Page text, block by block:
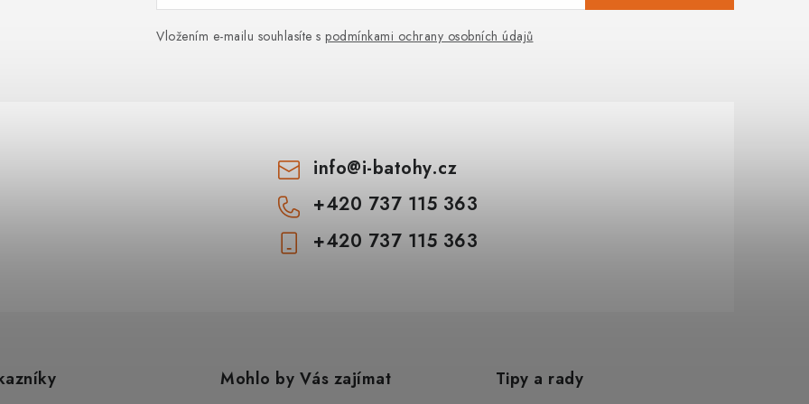
Vložením e-mailu souhlasíte s podmínkami ochrany osobních údajů
info@i-batohy.cz
+420 737 115 363
+420 737 115 363
Mohlo by Vás zajímat Tipy a rady